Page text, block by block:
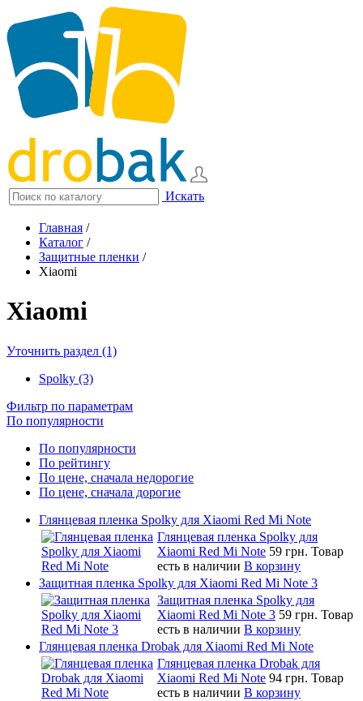
Искать
Главная /
Каталог /
Защитные пленки /
Xiaomi
Xiaomi
Уточнить раздел (1)
Spolky (3)
Фильтр по параметрам
По популярности
По популярности
По рейтингу
По цене, сначала недорогие
По цене, сначала дорогие
Глянцевая пленка Spolky для Xiaomi Red Mi Note
Глянцевая пленка Spolky для
Xiaomi Red Mi Note 59 грн. Товар
есть в наличии В корзину
Защитная пленка Spolky для Xiaomi Red Mi Note 3
Защитная пленка Spolky для
Xiaomi Red Mi Note 3 59 грн. Товар
есть в наличии В корзину
Глянцевая пленка Drobak для Xiaomi Red Mi Note
Глянцевая пленка Drobak для
Xiaomi Red Mi Note 94 грн. Товар
есть в наличии В корзину